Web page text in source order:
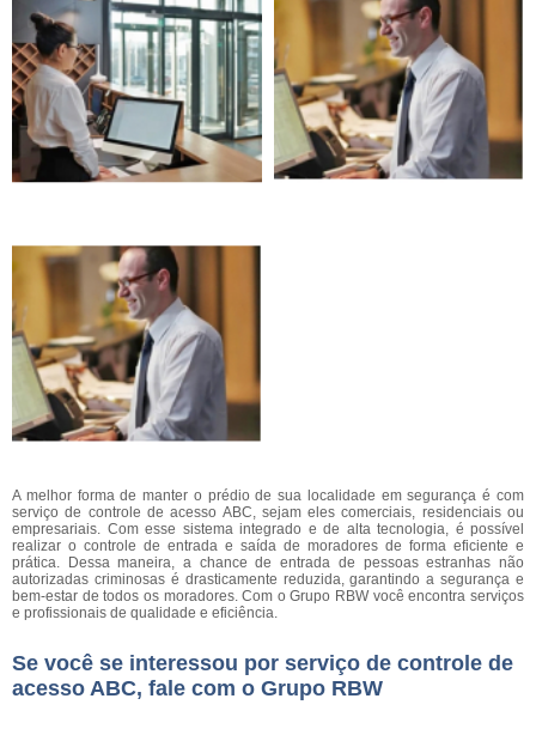
A melhor forma de manter o prédio de sua localidade em segurança é com
serviço de controle de acesso ABC, sejam eles comerciais, residenciais ou
empresariais. Com esse sistema integrado e de alta tecnologia, é possível
realizar o controle de entrada e saída de moradores de forma eficiente e
prática. Dessa maneira, a chance de entrada de pessoas estranhas não
autorizadas criminosas é drasticamente reduzida, garantindo a segurança e
bem-estar de todos os moradores. Com o Grupo RBW você encontra serviços
e profissionais de qualidade e eficiência.
Se você se interessou por serviço de controle de
acesso ABC, fale com o Grupo RBW